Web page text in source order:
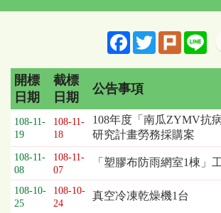
FacebookTwitterPlurk
招
標
採
購
列
表，
欄
開標
日期
截標
日期
公告事項
108-11-
19
108-11-
18
108年度「南瓜ZYMV抗
研究計畫勞務採購案
108-11-
08
108-11-
07
「塑膠布防雨網室1棟」
108-10-
25
108-10-
24
真空冷凍乾燥機1台